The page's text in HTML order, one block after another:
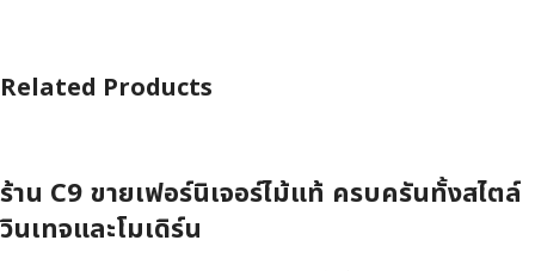
Related Products
ร้าน C9 ขายเฟอร์นิเจอร์ไม้แท้ ครบครันทั้งสไตล์
วินเทจและโมเดิร์น